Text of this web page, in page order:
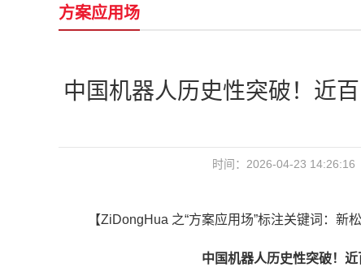
方案应用场
中国机器人历史性突破！近
时间：2026-04-23
【ZiDongHua 之“方案应用场”标注关键词：新松
中国机器人历史性突破！近